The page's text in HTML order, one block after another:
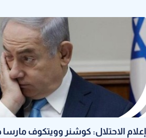
إعلام الاحتلال: كوشنر وويتكوف